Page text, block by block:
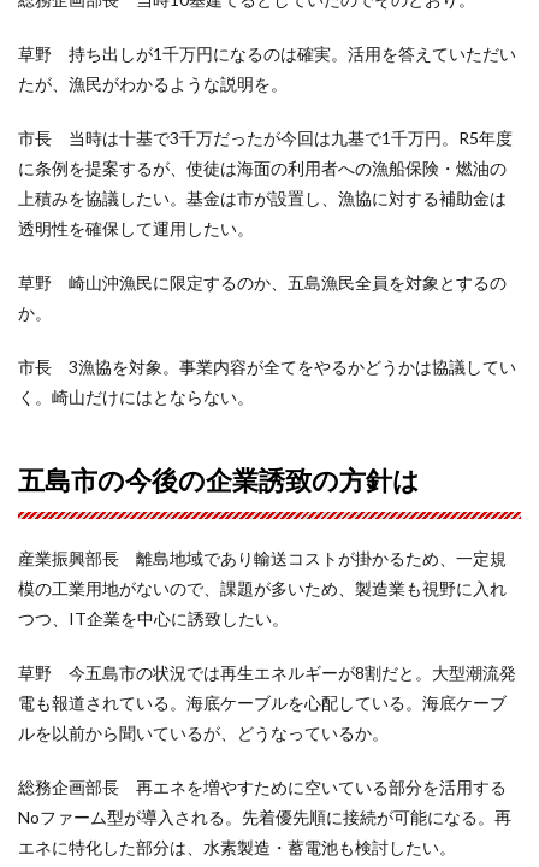
草野 持ち出しが1千万円になるのは確実。活用を答えていただい
たが、漁民がわかるような説明を。
市長 当時は十基で3千万だったが今回は九基で1千万円。R5年度
に条例を提案するが、使徒は海面の利用者への漁船保険・燃油の
上積みを協議したい。基金は市が設置し、漁協に対する補助金は
透明性を確保して運用したい。
草野 崎山沖漁民に限定するのか、五島漁民全員を対象とするの
か。
市長 3漁協を対象。事業内容が全てをやるかどうかは協議してい
く。崎山だけにはとならない。
五島市の今後の企業誘致の方針は
産業振興部長 離島地域であり輸送コストが掛かるため、一定規
模の工業用地がないので、課題が多いため、製造業も視野に入れ
つつ、IT企業を中心に誘致したい。
草野 今五島市の状況では再生エネルギーが8割だと。大型潮流発
電も報道されている。海底ケーブルを心配している。海底ケーブ
ルを以前から聞いているが、どうなっているか。
総務企画部長 再エネを増やすために空いている部分を活用する
Noファーム型が導入される。先着優先順に接続が可能になる。再
エネに特化した部分は、水素製造・蓄電池も検討したい。